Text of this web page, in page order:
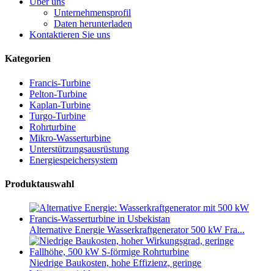
Unternehmensprofil
Daten herunterladen
Kontaktieren Sie uns
Kategorien
Francis-Turbine
Pelton-Turbine
Kaplan-Turbine
Turgo-Turbine
Rohrturbine
Mikro-Wasserturbine
Unterstützungsausrüstung
Energiespeichersystem
Produktauswahl
Alternative Energie Wasserkraftgenerator 500 kW Fra...
Niedrige Baukosten, hohe Effizienz, geringe